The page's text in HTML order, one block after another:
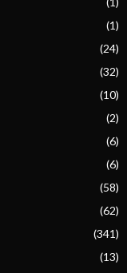
(1)
(24)
(32)
(10)
(2)
(6)
(6)
(58)
(62)
(341)
(13)